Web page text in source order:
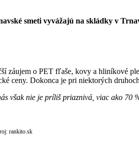
smeti vyvážajú na skládky v
záujem o PET fľaše, kovy a hliníkové
ceny. Dokonca je pri niektorých
však nie je príliš priaznivá, viac ako
rankito.sk